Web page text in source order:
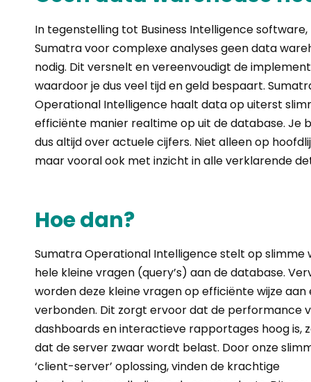
In tegenstelling tot Business Intelligence
Sumatra voor complexe analyses geen data
nodig. Dit versnelt en vereenvoudigt de
waardoor je dus veel tijd en geld bespaart.
Operational Intelligence haalt data op uiterst
efficiënte manier realtime op uit de database. Je
dus altijd over actuele cijfers. Niet alleen op
maar vooral ook met inzicht in alle verklarende
Hoe dan?
Sumatra Operational Intelligence stelt op slimme
hele kleine vragen (query’s) aan de database.
worden deze kleine vragen op efficiënte wijze aan
verbonden. Dit zorgt ervoor dat de performance
dashboards en interactieve rapportages hoog is,
dat de server zwaar wordt belast. Door onze
‘client-server’ oplossing, vinden de krachtige